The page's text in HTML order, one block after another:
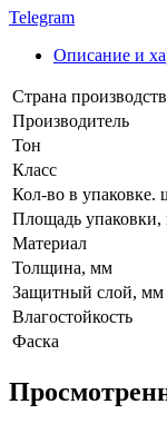
Telegram
Описание и
Страна
Производитель
Тон
Класс
Кол-во в упаковке.
Площадь упаковки,
Материал
Толщина, мм
Защитный слой, мм
Влагостойкость
Фаска